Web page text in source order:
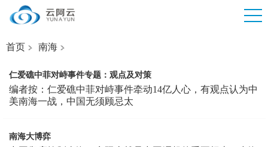
首页 南海
仁爱礁中菲对峙事件专题：观点及对策
编者按：仁爱礁中菲对峙事件牵动14亿人心，有观点认为中
美南海一战，中国无须顾忌太
南海大博弈